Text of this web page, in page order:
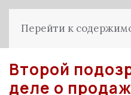
Перейти к
Второй
деле о